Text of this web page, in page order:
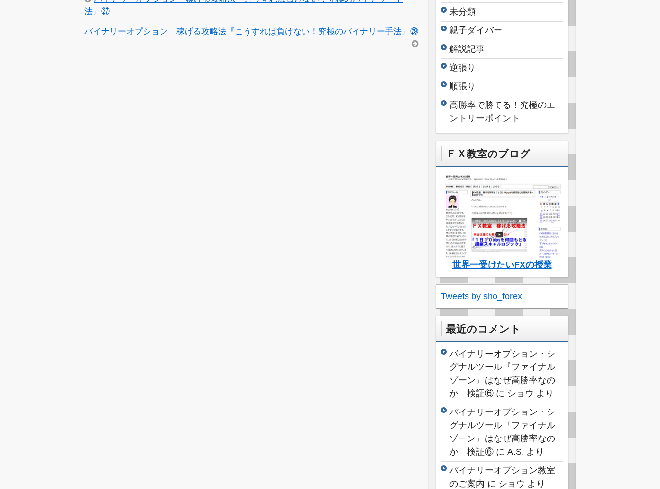
法』㉗
バイナリーオプション 稼げる攻略法『こうすれば負けない！究極のバイナリー手法』㉙
未分類
親子ダイバー
解説記事
逆張り
順張り
高勝率で勝てる！究極のエ
ントリーポイント
ＦＸ教室のブログ
世界一受けたいFXの授業
Tweets by sho_forex
最近のコメント
バイナリーオプション・シ
グナルツール『ファイナル
ゾーン』はなぜ高勝率なの
か 検証⑥ に ショウ より
バイナリーオプション・シ
グナルツール『ファイナル
ゾーン』はなぜ高勝率なの
か 検証⑥ に A.S. より
バイナリーオプション教室
のご案内 に ショウ より